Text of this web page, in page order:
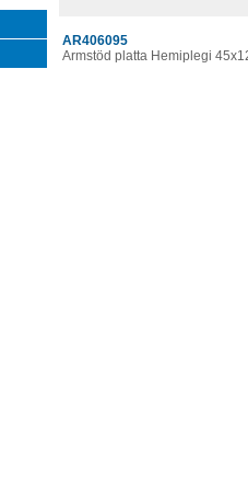
AR406095
Armstöd platta Hemiplegi